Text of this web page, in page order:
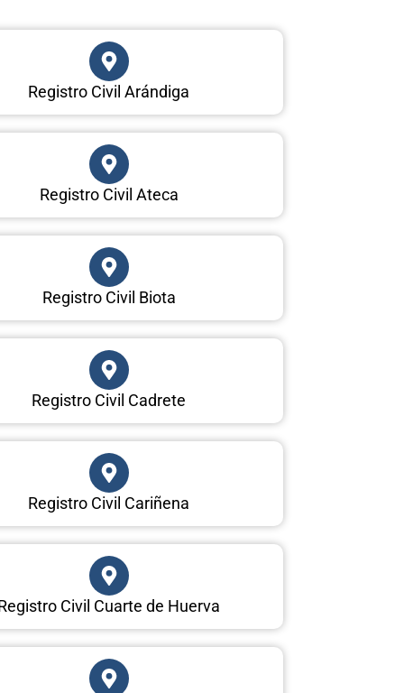
Registro Civil Arándiga
Registro Civil Ateca
Registro Civil Biota
Registro Civil Cadrete
Registro Civil Cariñena
Civil Cuarte de Huerva